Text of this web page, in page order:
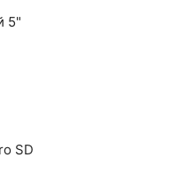
5"
SD